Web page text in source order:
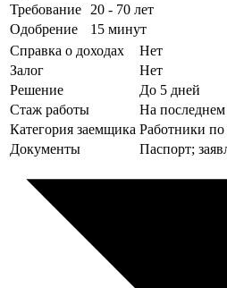
Требование
20 - 70 лет
Одобрение
15 минут
Справка о доходах
Нет
Залог
Нет
Решение
До 5 дней
Стаж работы
На последнем
Категория заемщика Работники
Документы
Паспорт;